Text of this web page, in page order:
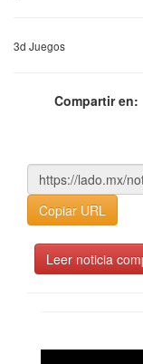
3d Juegos
Compartir en:
Copiar URL
Leer noticia